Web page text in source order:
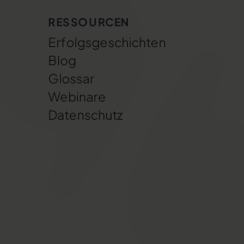
RESSOURCEN
Erfolgs­geschichten
Blog
Glossar
Webinare
Datenschutz